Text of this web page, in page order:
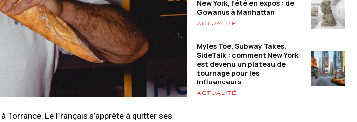
Torrance. Le Français s’apprête à quitter ses
New York, l’été en expos : de
Gowanus à Manhattan
ACTUALITÉ
Myles Toe, Subway Takes,
SideTalk : comment New York
est devenu un plateau de
tournage pour les
influenceurs
ACTUALITÉ